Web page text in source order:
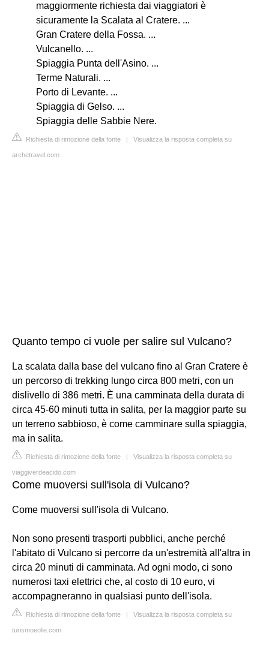
maggiormente richiesta dai viaggiatori è
sicuramente la Scalata al Cratere. ...
Gran Cratere della Fossa. ...
Vulcanello. ...
Spiaggia Punta dell'Asino. ...
Terme Naturali. ...
Porto di Levante. ...
Spiaggia di Gelso. ...
Spiaggia delle Sabbie Nere.
Richiesta di rimozione della fonte | Visualizza la risposta completa su
archetravel.com
Quanto tempo ci vuole per salire sul Vulcano?
La scalata dalla base del vulcano fino al Gran Cratere è
un percorso di trekking lungo circa 800 metri, con un
dislivello di 386 metri. È una camminata della durata di
circa 45-60 minuti tutta in salita, per la maggior parte su
un terreno sabbioso, è come camminare sulla spiaggia,
ma in salita.
Richiesta di rimozione della fonte | Visualizza la risposta completa su
viaggiverdeacido.com
Come muoversi sull'isola di Vulcano?
Come muoversi sull'isola di Vulcano.
Non sono presenti trasporti pubblici, anche perché
l'abitato di Vulcano si percorre da un'estremità all'altra in
circa 20 minuti di camminata. Ad ogni modo, ci sono
numerosi taxi elettrici che, al costo di 10 euro, vi
accompagneranno in qualsiasi punto dell'isola.
Richiesta di rimozione della fonte | Visualizza la risposta completa su
turismoeolie.com